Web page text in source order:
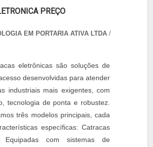
PREÇO
EM PORTARIA ATIVA LTDA /
eletrônicas são soluções de
desenvolvidas para atender
industriais mais exigentes, com
tecnologia de ponta e robustez.
três modelos principais, cada
específicas: Catracas
Equipadas com sistemas de